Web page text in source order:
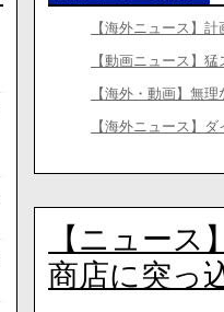
【海外ニュース】
【動画ニュース】
【海外・動画】無
【海外ニュース】
【ニュー
商店に突っ